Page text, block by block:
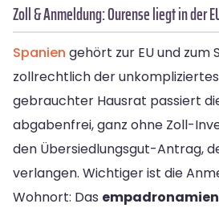
Zoll & Anmeldung: Ourense liegt in der
Spanien gehört zur EU und zum
zollrechtlich der
gebrauchter Hausrat passiert
abgabenfrei, ganz ohne Zoll-
den Übersiedlungsgut-Antrag,
verlangen. Wichtiger ist die
Wohnort: Das